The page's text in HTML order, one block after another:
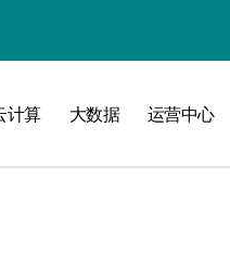
计算 大数据 运营中心